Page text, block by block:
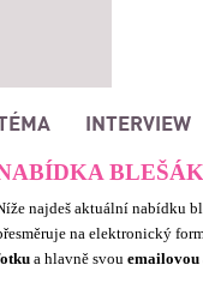
najdeš aktuální nabídku
na elektronický
a hlavně svou emailovou
INTERVIEW